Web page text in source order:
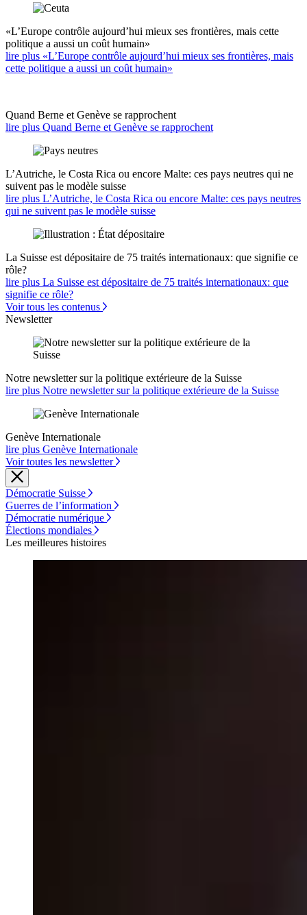
«L’Europe contrôle aujourd’hui mieux ses frontières, mais cette
politique a aussi un coût humain»
lire plus «L’Europe contrôle aujourd’hui mieux ses frontières, mais
cette politique a aussi un coût humain»
Quand Berne et Genève se rapprochent
lire plus Quand Berne et Genève se rapprochent
L’Autriche, le Costa Rica ou encore Malte: ces pays neutres qui ne
suivent pas le modèle suisse
lire plus L’Autriche, le Costa Rica ou encore Malte: ces pays neutres
qui ne suivent pas le modèle suisse
La Suisse est dépositaire de 75 traités internationaux: que signifie ce
rôle?
lire plus La Suisse est dépositaire de 75 traités internationaux: que
signifie ce rôle?
Voir tous les contenus
Newsletter
Notre newsletter sur la politique extérieure de la Suisse
lire plus Notre newsletter sur la politique extérieure de la Suisse
Genève Internationale
lire plus Genève Internationale
Voir toutes les newsletter
Démocratie Suisse
Guerres de l’information
Démocratie numérique
Élections mondiales
Les meilleures histoires